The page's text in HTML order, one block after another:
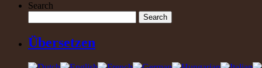
Search
Übersetzen